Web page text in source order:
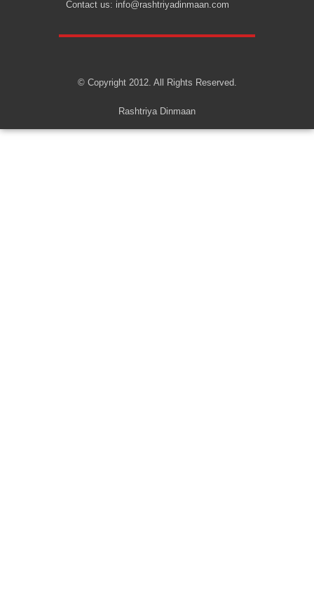
Contact us: info@rashtriyadinmaan.com
© Copyright 2012. All Rights Reserved.
Rashtriya Dinmaan